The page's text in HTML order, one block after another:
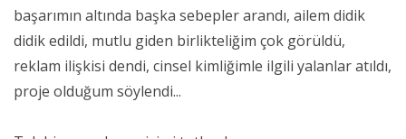
başarımın altında başka sebepler arandı, ailem didik
didik edildi, mutlu giden birlikteliğim çok görüldü,
reklam ilişkisi dendi, cinsel kimliğimle ilgili yalanlar atıldı,
proje olduğum söylendi...